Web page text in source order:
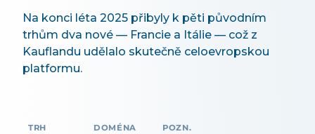
Na konci léta 2025 přibyly k pěti původním
trhům dva nové — Francie a Itálie — což z
Kauflandu udělalo skutečně celoevropskou
platformu.
TRH DOMÉNA POZN.